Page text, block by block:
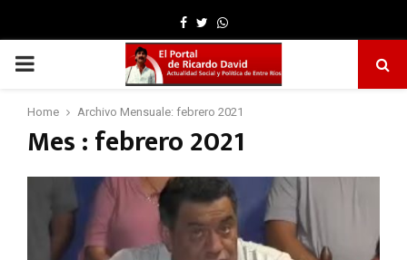
Facebook
TwitterWhatsapp
PRIMARY
MENU
Home Archivo Mensuale: febrero 2021
Mes : febrero 2021